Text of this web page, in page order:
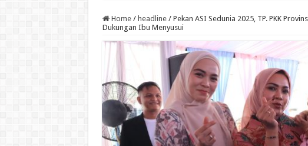
Home / headline / Pekan ASI Sedunia 2025, TP. PKK
Dukungan Ibu Menyusui